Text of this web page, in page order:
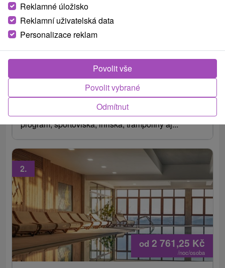
animacemi v největším resortu
Family Resort Lučivná
Od 2 Nocí
Polopenze
Dovolenka plná zábavy a oddychu – ubytovanie s
polpenziou, vstup do bazéna a sauny, animačný
program, športoviská, ihriská, trampolíny aj...
od 2 761,25 Kč
/noc/osoba
2.
Reklamné úložisko
Reklamní uživatelská data
Personalizace reklam
Odmítnut
Povolit vybrané
Povolit vše